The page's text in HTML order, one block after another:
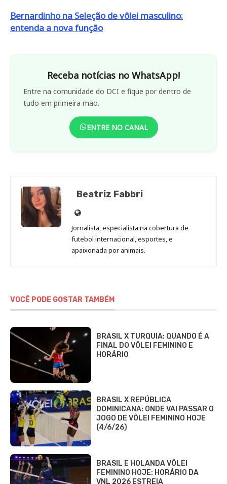
Bernardinho na Seleção de vôlei masculino:
entenda a nova função
Receba notícias no WhatsApp!
Entre na comunidade do DCI e fique por dentro de
tudo em primeira mão.
ENTRE NO CANAL
Beatriz Fabbri
Site
de
Beatriz
Fabbri
Jornalista, especialista na cobertura de
futebol internacional, esportes, e
apaixonada por animais.
VOCÊ PODE GOSTAR TAMBÉM
BRASIL X TURQUIA: QUANDO É A
FINAL DO VÔLEI FEMININO E
HORÁRIO
BRASIL X REPÚBLICA
DOMINICANA: ONDE VAI PASSAR O
JOGO DE VÔLEI FEMININO HOJE
(4/6/26)
BRASIL E HOLANDA VÔLEI
FEMININO HOJE: HORÁRIO DA
VNL 2026 ESTREIA